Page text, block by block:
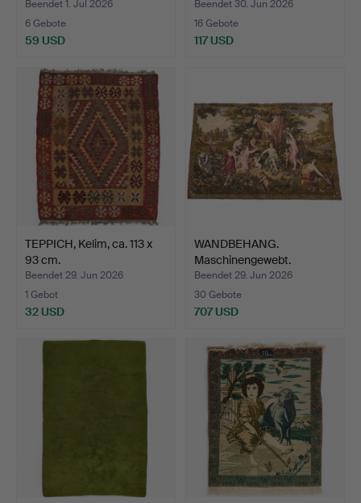
Beendet 1. Jul 2026
6 Gebote
59 USD
Beendet 30. Jun 2026
16 Gebote
117 USD
TEPPICH, Kelim, ca. 113 x
93 cm.
Beendet 29. Jun 2026
1 Gebot
32 USD
WANDBEHANG.
Maschinengewebt.
Französischer…
Beendet 29. Jun 2026
30 Gebote
707 USD